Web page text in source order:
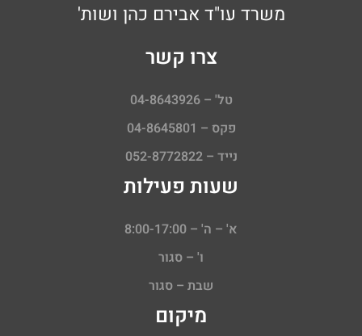
משרד עו"ד אבירם כהן ושות'
צרו קשר
טל' – 04-8643926
פקס – 04-8645801
נייד – 052-8772822
שעות פעילות
א' – ה' – 8:00-17:00
ו' – סגור
שבת – סגור
מיקום